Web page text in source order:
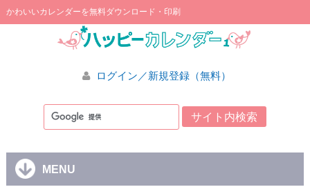
かわいいカレンダーを無料ダウンロード・印刷
ログイン／新規登録（無料）
MENU